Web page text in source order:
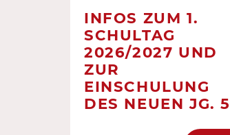
INFOS ZUM 1.
SCHULTAG
2026/2027 UND
ZUR
EINSCHULUNG
DES NEUEN JG. 5